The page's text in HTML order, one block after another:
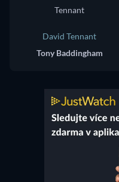
David Tennant
Tony Baddingham